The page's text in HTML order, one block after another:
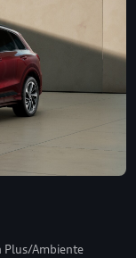
Plus/Ambiente